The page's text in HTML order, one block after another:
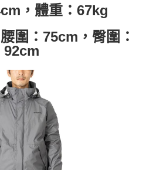
，體重：67kg
圍：75cm，臀圍：
92cm